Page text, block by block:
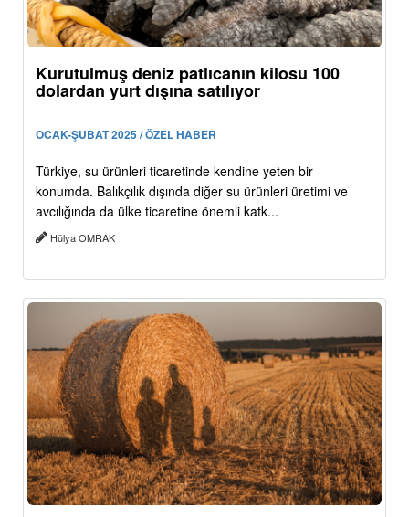
Kurutulmuş deniz patlıcanın kilosu 100
dolardan yurt dışına satılıyor
OCAK-ŞUBAT 2025 / ÖZEL HABER
Türkiye, su ürünleri ticaretinde kendine yeten bir
konumda. Balıkçılık dışında diğer su ürünleri üretimi ve
avcılığında da ülke ticaretine önemli katk...
Hülya OMRAK